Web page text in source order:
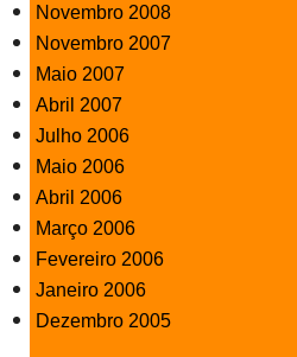
Novembro 2008
Novembro 2007
Maio 2007
Abril 2007
Julho 2006
Maio 2006
Abril 2006
Março 2006
Fevereiro 2006
Janeiro 2006
Dezembro 2005